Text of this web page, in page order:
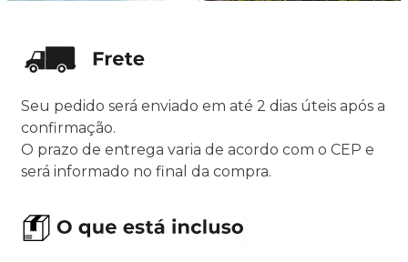
Seu pedido será enviado em até 2 dias úteis após a
confirmação.
O prazo de entrega varia de acordo com o CEP e
será informado no final da compra.